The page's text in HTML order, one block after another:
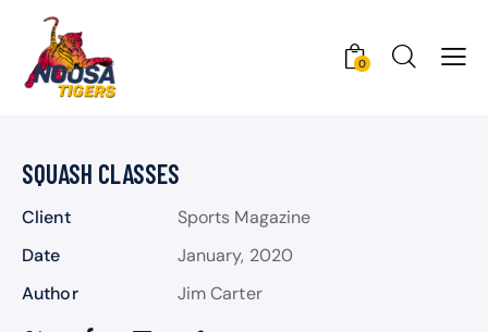
0
SQUASH CLASSES
Client
Sports Magazine
Date
January, 2020
Author
Jim Carter